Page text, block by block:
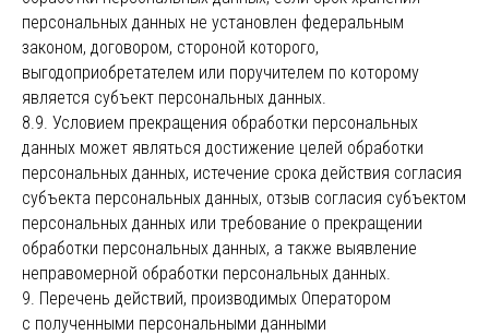
персональных данных не установлен федеральным
законом, договором, стороной которого,
выгодоприобретателем или поручителем по которому
является субъект персональных данных.
8.9. Условием прекращения обработки персональных
данных может являться достижение целей обработки
персональных данных, истечение срока действия согласия
субъекта персональных данных, отзыв согласия субъектом
персональных данных или требование о прекращении
обработки персональных данных, а также выявление
неправомерной обработки персональных данных.
9. Перечень действий, производимых Оператором
с полученными персональными данными